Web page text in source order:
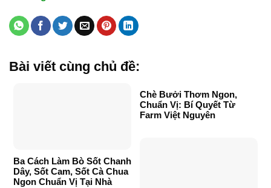
Bài viết cùng chủ đề:
Ba Cách Làm Bò Sốt Chanh
Dây, Sốt Cam, Sốt Cà Chua
Ngon Chuẩn Vị Tại Nhà
Chè Bưởi Thơm Ngon,
Chuẩn Vị: Bí Quyết Từ
Farm Việt Nguyên